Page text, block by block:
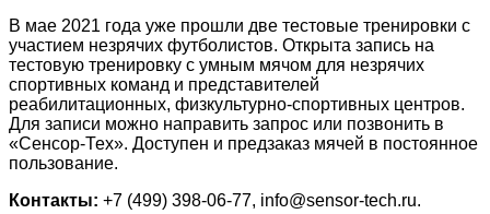
В мае 2021 года уже прошли две тестовые тренировки с
участием незрячих футболистов. Открыта запись на
тестовую тренировку с умным мячом для незрячих
спортивных команд и представителей
реабилитационных, физкультурно-спортивных центров.
Для записи можно направить запрос или позвонить в
«Сенсор-Тех». Доступен и предзаказ мячей в постоянное
пользование.
Контакты: +7 (499) 398-06-77, info@sensor-tech.ru.